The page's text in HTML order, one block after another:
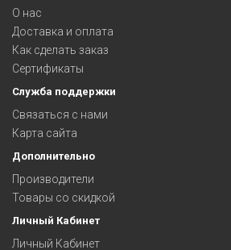
О нас
Доставка и оплата
Как сделать заказ
Сертификаты
Служба поддержки
Связаться с нами
Карта сайта
Дополнительно
Производители
Товары со скидкой
Личный Кабинет
Личный Кабинет